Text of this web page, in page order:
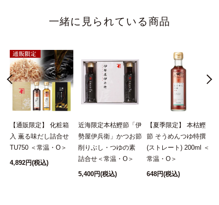
一緒に見られている商品
【通販限定】 化粧箱
入 薫る味だし詰合せ
TU750 ＜常温・O＞
4,892円(税込)
近海限定本枯鰹節「伊
勢屋伊兵衛」かつお節
削りぶし・つゆの素
詰合せ＜常温・O＞
5,400円(税込)
【夏季限定】 本枯鰹
節 そうめんつゆ特撰
(ストレート) 200ml ＜
常温・O＞
648円(税込)